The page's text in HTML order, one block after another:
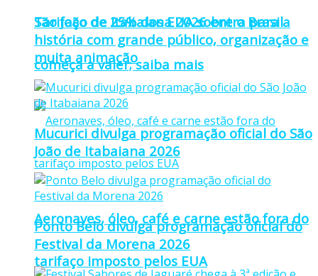
Tarifaço de 25% dos EUA sobre o Brasil
começa a valer; saiba mais
Aeronaves, óleo, café e carne estão fora do
tarifaço imposto pelos EUA
São João de Itabaiana 2026 entra para a
história com grande público, organização e
muita animação
Mucurici divulga programação oficial do São
João de Itabaiana 2026
Ponto Belo divulga programação oficial do
Festival da Morena 2026